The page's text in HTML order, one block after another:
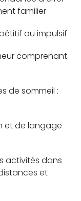
familier
ou impulsif
comprenant
de sommeil :
et de langage
activités dans
et